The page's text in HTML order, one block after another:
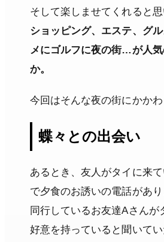
そして楽しませてくれると思
ショッピング、エステ、グ
メにゴルフに夜の街…が人気
か。
今回はそんな夜の街にかかわ
蝶々との出会い
あるとき、友人がタイに来
で夕食のお誘いの電話があ
同行しているお友達Aさんが
好意を持っていると聞いて